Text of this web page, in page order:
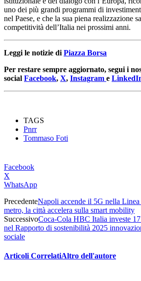
uno dei più grandi programmi di
nel Paese, e che la sua piena realizzazione
competitività dell’Italia nei prossimi anni.
Leggi le notizie di Piazza Borsa
Per restare sempre aggiornato, segui i
social Facebook, X, Instagram e
TAGS
Pnrr
Tommaso Foti
Facebook
X
WhatsApp
PrecedenteNapoli accende il 5G nella
metro, la città accelera sulla smart mobility
SuccessivoCoca‑Cola HBC Italia investe
nel Rapporto di sostenibilità 2025
sociale
Articoli CorrelatiAltro dell'autore